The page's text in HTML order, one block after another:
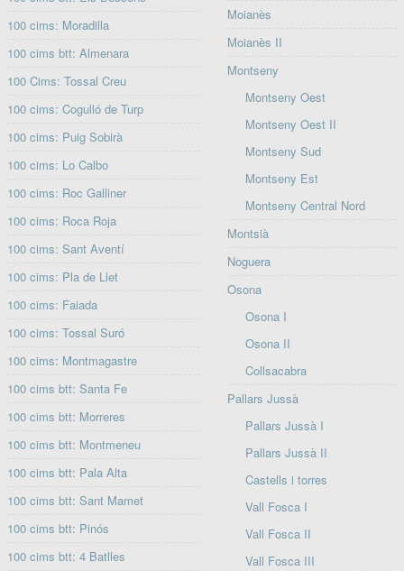
100 cims: Moradilla
100 cims btt: Almenara
100 Cims: Tossal Creu
100 cims: Cogulló de Turp
100 cims: Puig Sobirà
100 cims: Lo Calbo
100 cims: Roc Galliner
100 cims: Roca Roja
100 cims: Sant Aventí
100 cims: Pla de Llet
100 cims: Faiada
100 cims: Tossal Suró
100 cims: Montmagastre
100 cims btt: Santa Fe
100 cims btt: Morreres
100 cims btt: Montmeneu
100 cims btt: Pala Alta
100 cims btt: Sant Mamet
100 cims btt: Pinós
100 cims btt: 4 Batlles
Moianès
Moianès II
Montseny
Montseny Oest
Montseny Oest II
Montseny Sud
Montseny Est
Montseny Central Nord
Montsià
Noguera
Osona
Osona I
Osona II
Collsacabra
Pallars Jussà
Pallars Jussà I
Pallars Jussà II
Castells i torres
Vall Fosca I
Vall Fosca II
Vall Fosca III